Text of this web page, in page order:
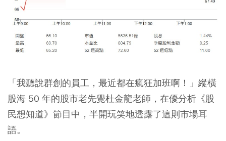
「我聽說群創的員工，最近都在瘋狂加班啊！」 縱橫
股海 50 年的股市老先覺杜金龍老師，在優分析《股
民想知道》節目中，半開玩笑地透露了這則市場耳
語。